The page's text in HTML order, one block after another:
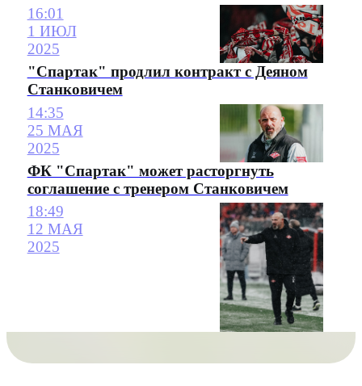
16:01
1 ИЮЛ
2025
"Спартак" продлил контракт с Деяном
Станковичем
14:35
25 МАЯ
2025
ФК "Спартак" может расторгнуть
соглашение с тренером Станковичем
18:49
12 МАЯ
2025